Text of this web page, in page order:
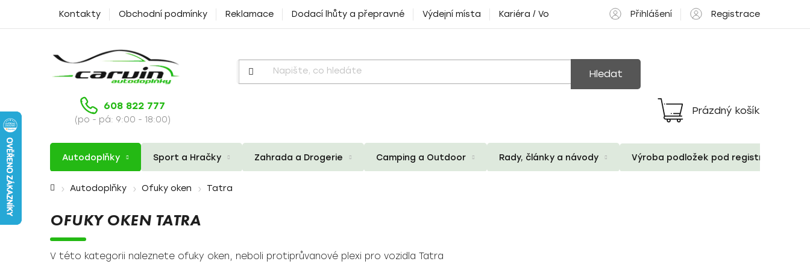
Kontakty Obchodní podmínky Reklamace Dodací lhůty a přepravné Výdejní místa Kariéra / Volné pozice Přihlášení Registrace
Hledat
608 822 777
(po - pá: 9:00 - 18:00)
Nákupní
košík
Prázdný košík
Autodoplňky Sport a Hračky Zahrada a Drogerie Camping a Outdoor Rady, články a návody Výroba podložek pod registrační
Domů Autodoplňky Ofuky oken Tatra
OFUKY OKEN TATRA
V této kategorii naleznete ofuky oken, neboli protiprůvanové plexi pro vozidla Tatra